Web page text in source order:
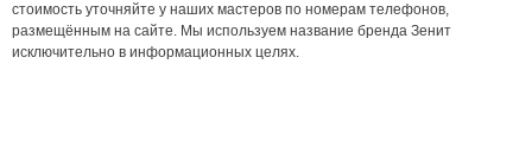
стоимость уточняйте у наших мастеров по номерам телефонов,
размещённым на сайте. Мы используем название бренда Зенит
исключительно в информационных целях.